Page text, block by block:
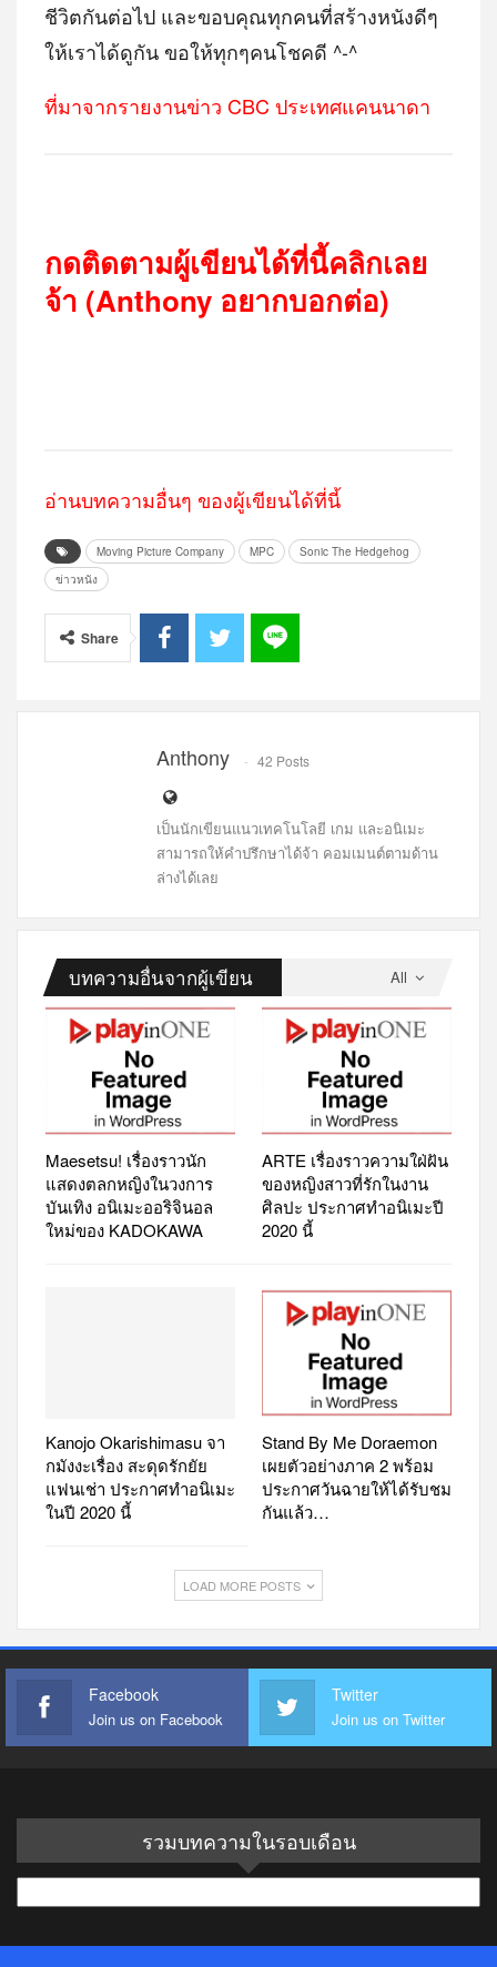
ชีวิตกันต่อไป และขอบคุณทุกคนที่สร้างหนังดีๆ
ให้เราได้ดูกัน ขอให้ทุกๆคนโชคดี ^-^
ที่มาจากรายงานข่าว CBC ประเทศแคนนาดา
กดติดตามผู้เขียนได้ที่นี้คลิกเลย
จ้า (Anthony อยากบอกต่อ)
อ่านบทความอื่นๆ ของผู้เขียนได้ที่นี้
Moving Picture Company MPC
Sonic The Hedgehog
ข่าวหนัง
Share
Anthony 42 Posts
เป็นนักเขียนแนวเทคโนโลยี เกม และอนิเมะ
สามารถให้คำปรึกษาได้จ้า คอมเมนต์ตามด้าน
ล่างได้เลย
All
บทความอื่นจากผู้เขียน
Maesetsu! เรื่องราวนัก
แสดงตลกหญิงในวงการ
บันเทิง อนิเมะออริจินอล
ใหม่ของ KADOKAWA
ARTE เรื่องราวความใฝ่ฝัน
ของหญิงสาวที่รักในงาน
ศิลปะ ประกาศทำอนิเมะปี
2020 นี้
Kanojo Okarishimasu จา
กมังงะเรื่อง สะดุดรักยัย
แฟนเช่า ประกาศทำอนิเมะ
ในปี 2020 นี้
Stand By Me Doraemon
เผยตัวอย่างภาค 2 พร้อม
ประกาศวันฉายให้ได้รับชม
กันแล้ว…
LOAD MORE POSTS
Facebook
Join us on Facebook
Twitter
Join us on Twitter
รวมบทความในรอบเดือน
ใน